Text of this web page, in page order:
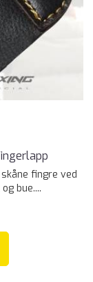
fingre ved
bue....